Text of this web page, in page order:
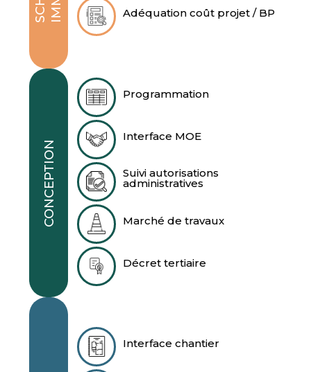
Adéquation coût projet / BP
CONCEPTION
Programmation
Interface MOE
Suivi autorisations
administratives
Marché de travaux
Décret tertiaire
Interface chantier